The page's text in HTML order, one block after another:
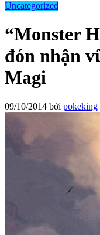
Uncategorized
“Monster
đón nhận
Magi
09/10/2014 bởi pokeking